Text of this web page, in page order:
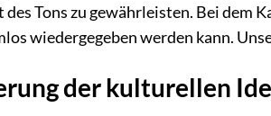
des Tons zu gewährleisten. Bei dem
wiedergegeben werden kann.
der kulturellen